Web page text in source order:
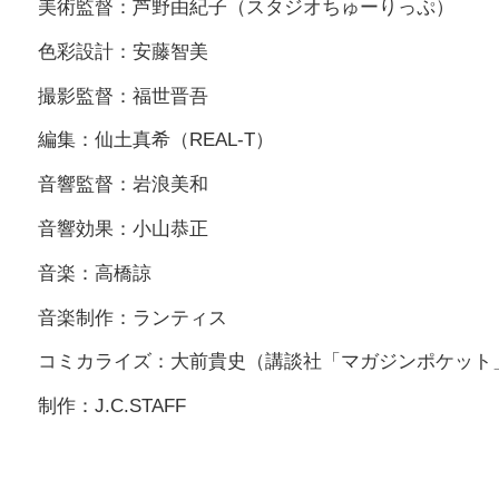
美術監督：芦野由紀子（スタジオちゅーりっぷ）
色彩設計：安藤智美
撮影監督：福世晋吾
編集：仙土真希（REAL-T）
音響監督：岩浪美和
音響効果：小山恭正
音楽：高橋諒
音楽制作：ランティス
コミカライズ：大前貴史（講談社「マガジンポケット
制作：J.C.STAFF